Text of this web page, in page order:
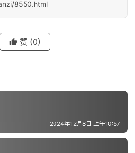
8550.html
赞 (0)
2024年12月8日 上午10:57